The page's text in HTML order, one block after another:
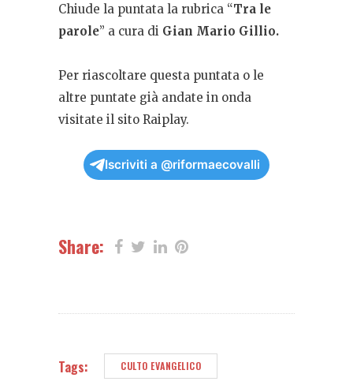
Chiude la puntata la rubrica “Tra le
parole” a cura di Gian Mario Gillio.
Per riascoltare questa puntata o le
altre puntate già andate in onda
visitate il sito Raiplay.
Iscriviti a @riformaecovalli
Share:
Tags: CULTO EVANGELICO